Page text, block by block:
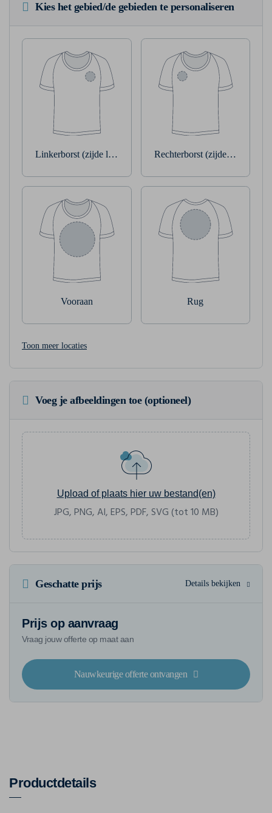
Kies het gebied/de gebieden te personaliseren
Linkerborst (zijde linkerarm) Rechterborst (zijde
Vooraan Rug
Toon meer locaties
Voeg je afbeeldingen toe (optioneel)
Upload of plaats hier uw bestand(en)
JPG, PNG, AI, EPS, PDF, SVG (tot 10 MB)
Geschatte prijs Details bekijken
Prijs op aanvraag
Vraag jouw offerte op maat aan
Nauwkeurige offerte ontvangen
Productdetails